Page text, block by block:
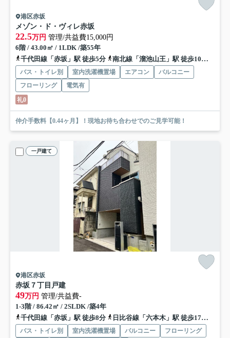
港区赤坂
メゾン・ド・ヴィレ赤坂
22.5万円 管理/共益費15,000円
6階 / 43.00㎡ / 1LDK /築55年
千代田線「赤坂」駅 徒歩5分
南北線「溜池山王」駅 徒歩10分
バス・トイレ別 室内洗濯機置場 エアコン
バルコニー
フローリング
電気有
礼0
仲介手数料【0.44ヶ月】！現地お待ち合わせでのご見学可能！
一戸建て
港区赤坂
赤坂７丁目戸建
49万円 管理/共益費-
1-3階 / 86.42㎡ / 2SLDK /築4年
千代田線「赤坂」駅 徒歩8分
日比谷線「六本木」駅 徒歩17分
バス・トイレ別 室内洗濯機置場 バルコニー
フローリング